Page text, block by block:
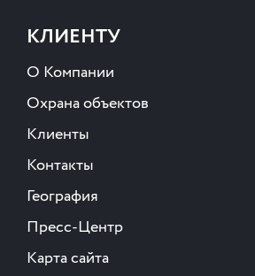
КЛИЕНТУ
О Компании
Охрана объектов
Клиенты
Контакты
География
Пресс-Центр
Карта сайта